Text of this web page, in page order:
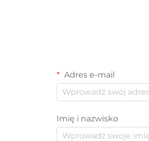
Adres e-mail
Imię i nazwisko